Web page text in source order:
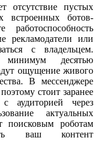
отсутствие пустых
встроенных ботов-
работоспособность
рекламодатели или
с владельцем.
минимум десятью
ощущение живого
В мессенджере
стоит заранее
с аудиторией через
актуальных
поисковым роботам
ваш контент